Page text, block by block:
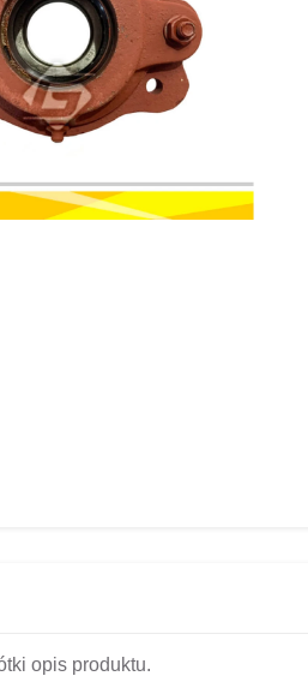
opis produktu.